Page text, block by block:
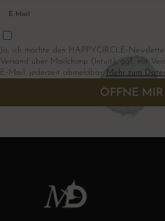
Ja, ich möchte den HAPPYCIRCLE-
Versand über Mailchimp (Intuit), ggf. mit
E-Mail, jederzeit abmeldbar. Mehr zum
ÖFFNE